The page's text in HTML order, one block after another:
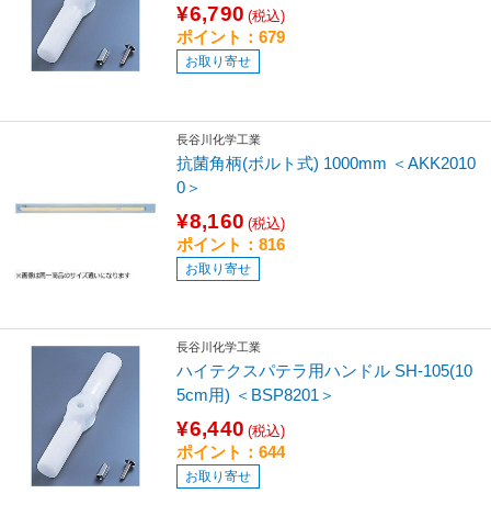
¥6,790 (税込)
ポイント：679
お取り寄せ
長谷川化学工業
抗菌角柄(ボルト式) 1000mm ＜AKK2010
0＞
¥8,160 (税込)
ポイント：816
お取り寄せ
長谷川化学工業
ハイテクスパテラ用ハンドル SH-105(10
5cm用) ＜BSP8201＞
¥6,440 (税込)
ポイント：644
お取り寄せ